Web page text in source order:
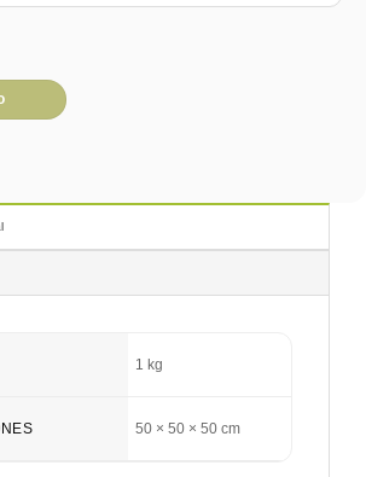
1 kg
50 × 50 × 50 cm